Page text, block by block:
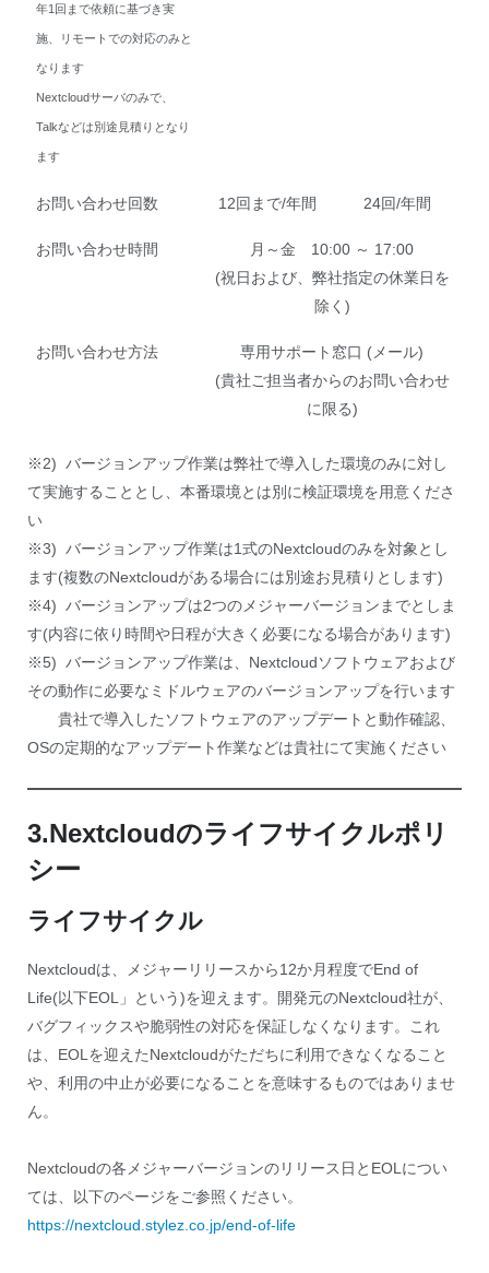
年1回まで依頼に基づき実
施、リモートでの対応のみと
なります
Nextcloudサーバのみで、
Talkなどは別途見積りとなり
ます
お問い合わせ回数 12回まで/年間 24回/年間
お問い合わせ時間
月～金 10:00 ～ 17:00
(祝日および、弊社指定の休業日を
除く)
お問い合わせ方法
専用サポート窓口 (メール)
(貴社ご担当者からのお問い合わせ
に限る)
※2) バージョンアップ作業は弊社で導入した環境のみに対し
て実施することとし、本番環境とは別に検証環境を用意くださ
い
※3) バージョンアップ作業は1式のNextcloudのみを対象とし
ます(複数のNextcloudがある場合には別途お見積りとします)
※4) バージョンアップは2つのメジャーバージョンまでとしま
す(内容に依り時間や日程が大きく必要になる場合があります)
※5) バージョンアップ作業は、Nextcloudソフトウェアおよび
その動作に必要なミドルウェアのバージョンアップを行います
貴社で導入したソフトウェアのアップデートと動作確認、
OSの定期的なアップデート作業などは貴社にて実施ください
3.Nextcloudのライフサイクルポリ
シー
ライフサイクル
Nextcloudは、メジャーリリースから12か月程度でEnd of
Life(以下EOL」という)を迎えます。開発元のNextcloud社が、
バグフィックスや脆弱性の対応を保証しなくなります。これ
は、EOLを迎えたNextcloudがただちに利用できなくなること
や、利用の中止が必要になることを意味するものではありませ
ん。
Nextcloudの各メジャーバージョンのリリース日とEOLについ
ては、以下のページをご参照ください。
https://nextcloud.stylez.co.jp/end-of-life